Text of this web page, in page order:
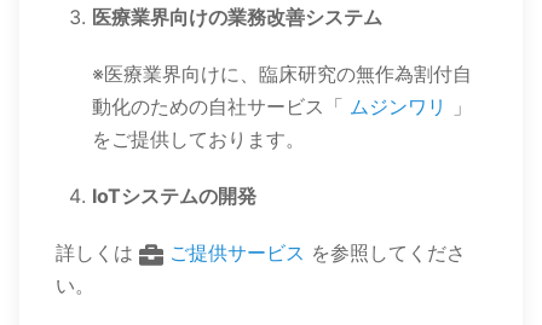
医療業界向けの業務改善システム
※医療業界向けに、臨床研究の無作為割付自
動化のための自社サービス「 ムジンワリ
」
をご提供しております。
IoTシステムの開発
詳しくは ご提供サービス を参照してくださ
い。